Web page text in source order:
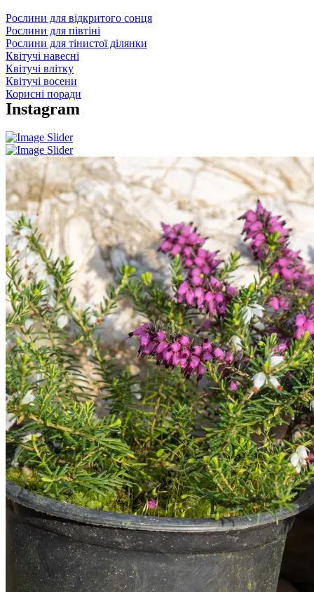
Рослини для відкритого сонця
Рослини для півтіні
Рослини для тінистої ділянки
Квітучі навесні
Квітучі влітку
Квітучі восени
Корисні поради
Instagram